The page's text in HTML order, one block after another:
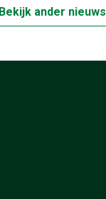
Bekijk ander nieuws